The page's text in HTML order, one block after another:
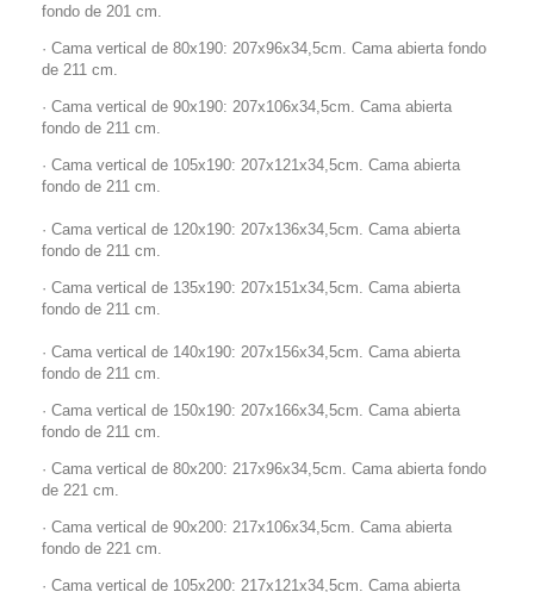
fondo de 201 cm.
· Cama vertical de 80x190: 207x96x34,5cm. Cama abierta fondo
de 211 cm.
· Cama vertical de 90x190: 207x106x34,5cm. Cama abierta
fondo de 211 cm.
· Cama vertical de 105x190: 207x121x34,5cm. Cama abierta
fondo de 211 cm.
· Cama vertical de 120x190: 207x136x34,5cm. Cama abierta
fondo de 211 cm.
· Cama vertical de 135x190: 207x151x34,5cm. Cama abierta
fondo de 211 cm.
· Cama vertical de 140x190: 207x156x34,5cm. Cama abierta
fondo de 211 cm.
· Cama vertical de 150x190: 207x166x34,5cm. Cama abierta
fondo de 211 cm.
· Cama vertical de 80x200: 217x96x34,5cm. Cama abierta fondo
de 221 cm.
· Cama vertical de 90x200: 217x106x34,5cm. Cama abierta
fondo de 221 cm.
· Cama vertical de 105x200: 217x121x34,5cm. Cama abierta